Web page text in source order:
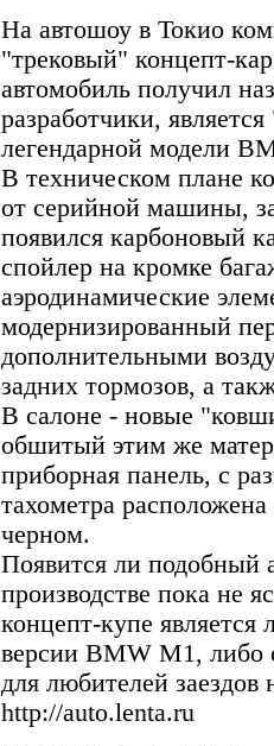
На автошоу в Токио
"трековый" концепт-
автомобиль получил
разработчики,
легендарной модели
В техническом плане
от серийной машины,
появился карбоновый
спойлер на кромке
аэродинамические
модернизированный
дополнительными
задних тормозов, а
В салоне - новые
обшитый этим же
приборная панель, с
тахометра
черном.
Появится ли подобный
производстве пока не
концепт-купе
версии BMW M1, либо
для любителей заездов
http://auto.lenta.ru